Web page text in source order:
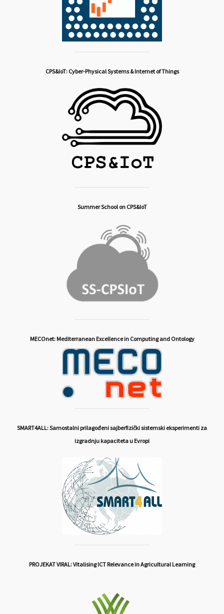
CPS&IoT: Cyber-Physical Systems & Internet of Things
Summer School on CPS&IoT
MECOnet: Mediterranean Excellence in Computing and Ontology
SMART4ALL: Samostalni prilagođeni sajberfizički sistemski eksperimenti za
izgradnju kapaciteta u Evropi
PROJEKAT VIRAL: Vitalising ICT Relevance in Agricultural Learning